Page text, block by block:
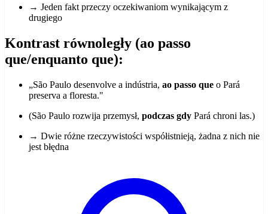
→ Jeden fakt przeczy oczekiwaniom wynikającym z
drugiego
Kontrast równoległy (ao passo
que/enquanto que):
„São Paulo desenvolve a indústria, ao passo que o Pará
preserva a floresta."
(São Paulo rozwija przemysł, podczas gdy Pará chroni las.)
→ Dwie różne rzeczywistości współistnieją, żadna z nich nie
jest błędna